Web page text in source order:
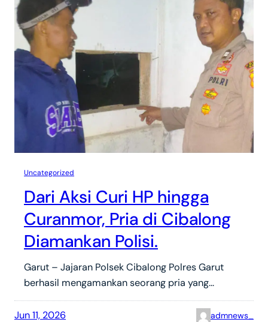
Uncategorized
Dari Aksi Curi HP hingga
Curanmor, Pria di Cibalong
Diamankan Polisi.
Garut – Jajaran Polsek Cibalong Polres Garut
berhasil mengamankan seorang pria yang…
Jun 11, 2026 admnews_